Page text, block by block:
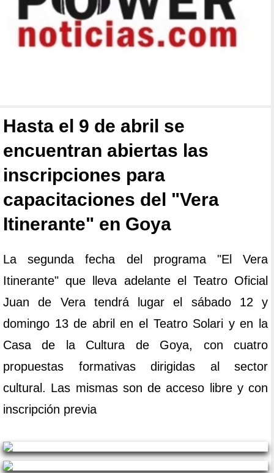
Hasta el 9 de abril se
encuentran abiertas las
inscripciones para
capacitaciones del "Vera
Itinerante" en Goya
La segunda fecha del programa "El Vera
Itinerante" que lleva adelante el Teatro Oficial
Juan de Vera tendrá lugar el sábado 12 y
domingo 13 de abril en el Teatro Solari y en la
Casa de la Cultura de Goya, con cuatro
propuestas formativas dirigidas al sector
cultural. Las mismas son de acceso libre y con
inscripción previa